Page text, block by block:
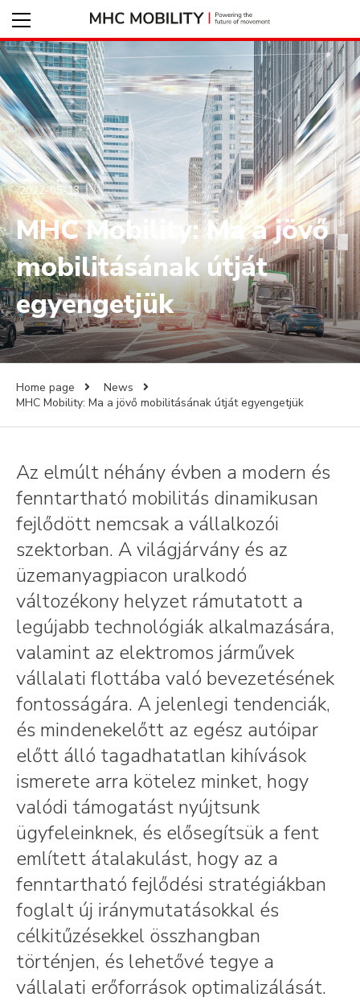
2022-05-13
MHC Mobility: Ma a jövő
mobilitásának útját
egyengetjük
Home page
News
MHC Mobility: Ma a jövő mobilitásának útját egyengetjük
Az elmúlt néhány évben a modern és
fenntartható mobilitás dinamikusan
fejlődött nemcsak a vállalkozói
szektorban. A világjárvány és az
üzemanyagpiacon uralkodó
változékony helyzet rámutatott a
legújabb technológiák alkalmazására,
valamint az elektromos járművek
vállalati flottába való bevezetésének
fontosságára. A jelenlegi tendenciák,
és mindenekelőtt az egész autóipar
előtt álló tagadhatatlan kihívások
ismerete arra kötelez minket, hogy
valódi támogatást nyújtsunk
ügyfeleinknek, és elősegítsük a fent
említett átalakulást, hogy az a
fenntartható fejlődési stratégiákban
foglalt új iránymutatásokkal és
célkitűzésekkel összhangban
történjen, és lehetővé tegye a
vállalati erőforrások optimalizálását.